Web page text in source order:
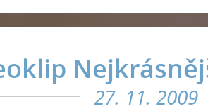
27. 11. 2009